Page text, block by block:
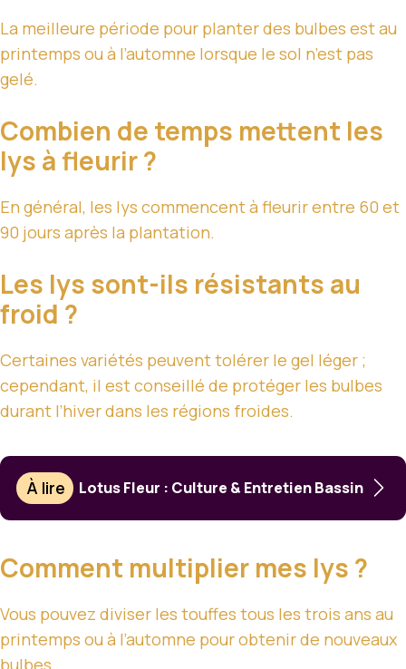
La meilleure période pour planter des bulbes est au
printemps ou à l’automne lorsque le sol n’est pas
gelé.
Combien de temps mettent les
lys à fleurir ?
En général, les lys commencent à fleurir entre 60 et
90 jours après la plantation.
Les lys sont-ils résistants au
froid ?
Certaines variétés peuvent tolérer le gel léger ;
cependant, il est conseillé de protéger les bulbes
durant l’hiver dans les régions froides.
À lire Lotus Fleur : Culture & Entretien Bassin
Comment multiplier mes lys ?
Vous pouvez diviser les touffes tous les trois ans au
printemps ou à l’automne pour obtenir de nouveaux
bulbes.